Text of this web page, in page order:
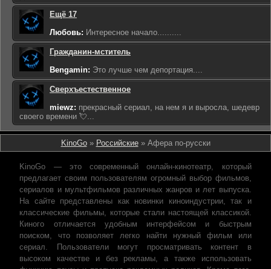
Ещё 17
Любовь: Интересное начало..........
Гражданин-мститель
Bengamin: Это лучше чем депортация....
Сверхъестественное
miewz: прекрасный сериал, на нем я и выросла, шедевр
своего времени 💘...
KinoGo» Российские» Афера по-русски
KinoGo — это современный онлайн-кинотеатр, который
предлагает своим пользователям огромный выбор фильмов,
сериалов и мультфильмов различных жанров и лет выпуска.
На сайте представлены как новинки киноиндустрии, так и
классические фильмы, которые стали настоящей классикой.
Киного отличается удобным интерфейсом и быстрым
поиском, что позволяет легко найти нужный фильм или
сериал. Пользователи могут просматривать контент в
высоком качестве и без рекламы, а также использовать